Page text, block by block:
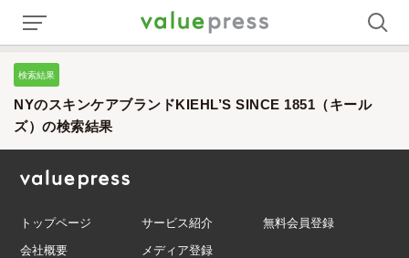
検索結果
NYのスキンケアブランドKIEHL’S SINCE 1851（キール
ズ）の検索結果
トップページ サービス紹介
無料会員登録
会社概要
メディア登録